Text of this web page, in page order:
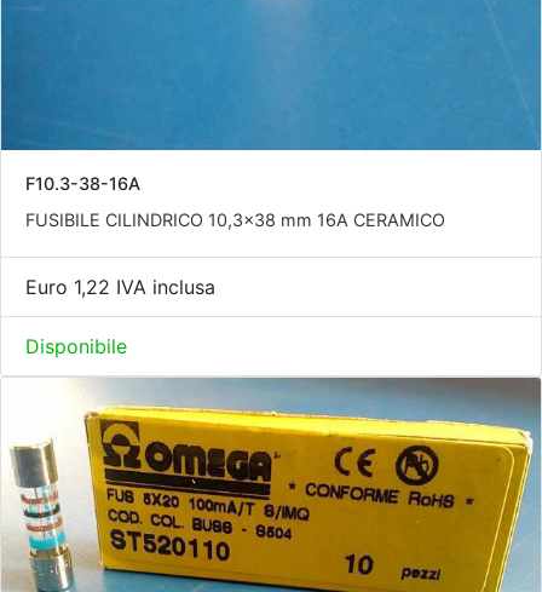
F10.3-38-16A
FUSIBILE CILINDRICO 10,3x38 mm 16A CERAMICO
Euro 1,22 IVA inclusa
Disponibile